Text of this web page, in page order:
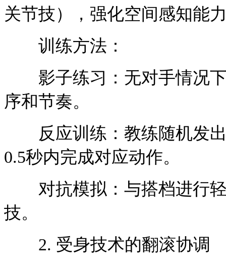
关节技），强化空间感知能
训练方法：
影子练习：无对手情况下
序和节奏。
反应训练：教练随机发出
0.5秒内完成对应动作。
对抗模拟：与搭档进行轻
技。
2. 受身技术的翻滚协调